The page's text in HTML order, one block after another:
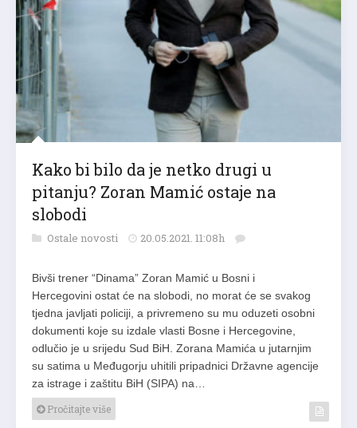
Kako bi bilo da je netko drugi u
pitanju? Zoran Mamić ostaje na
slobodi
Ostale novosti 20.05.2021. 11:08h
Bivši trener “Dinama” Zoran Mamić u Bosni i
Hercegovini ostat će na slobodi, no morat će se svakog
tjedna javljati policiji, a privremeno su mu oduzeti osobni
dokumenti koje su izdale vlasti Bosne i Hercegovine,
odlučio je u srijedu Sud BiH. Zorana Mamića u jutarnjim
su satima u Međugorju uhitili pripadnici Državne agencije
za istrage i zaštitu BiH (SIPA) na…
Pročitajte više